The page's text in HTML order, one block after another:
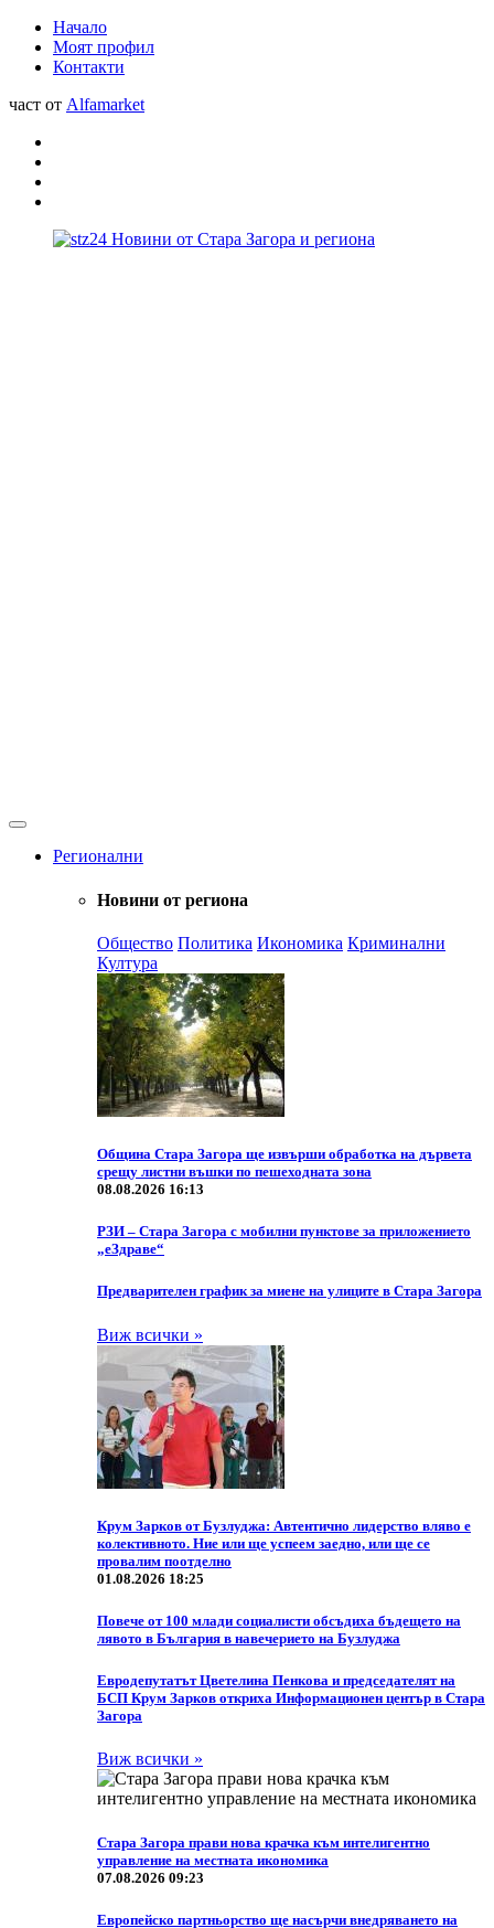
Начало
Моят профил
Контакти
част от Alfamarket
Регионални
Новини от региона
Общество Политика Икономика Криминални
Култура
Община Стара Загора ще извърши обработка на дървета
срещу листни въшки по пешеходната зона
08.08.2026 16:13
РЗИ – Стара Загора с мобилни пунктове за приложението
„еЗдраве“
Предварителен график за миене на улиците в Стара Загора
Виж всички »
Крум Зарков от Бузлуджа: Автентично лидерство вляво е
колективното. Ние или ще успеем заедно, или ще се
провалим поотделно
01.08.2026 18:25
Повече от 100 млади социалисти обсъдиха бъдещето на
лявото в България в навечерието на Бузлуджа
Eвродепутатът Цветелина Пенкова и председателят на
БСП Крум Зарков откриха Информационен център в Стара
Загора
Виж всички »
Стара Загора прави нова крачка към интелигентно
управление на местната икономика
07.08.2026 09:23
Европейско партньорство ще насърчи внедряването на